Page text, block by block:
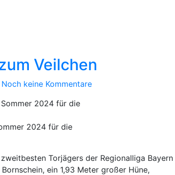
Veilchen
Noch keine Kommentare
2024 für die
Torjägers der Regionalliga Bayern
ein 1,93 Meter großer Hüne,